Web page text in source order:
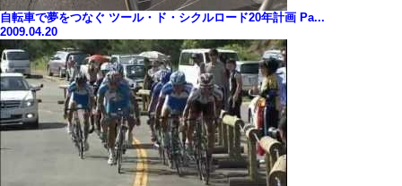
自転車で夢をつなぐ ツール・ド・シクルロード20年計画 Pa...
2009.04.20